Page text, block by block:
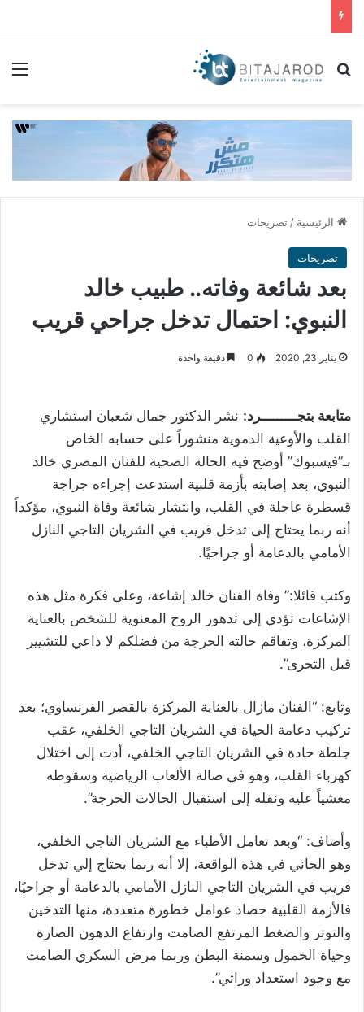
بحث عن
الرئيسية / تصريحات
تصريحات
بعد شائعة وفاته.. طبيب خالد
النبوي: احتمال تدخل جراحي قريب
يناير 23, 2020 0 دقيقة واحدة
متابعة بتجـــــــــرد: نشر الدكتور جمال شعبان استشاري
القلب والأوعية الدموية منشوراً على حسابه الخاص
بـ”فيسبوك” أوضح فيه الحالة الصحية للفنان المصري خالد
النبوي، بعد إصابته بأزمة قلبية استدعت إجراءه جراجة
قسطرة عاجلة في القلب، وانتشار شائعة وفاة النبوي، مؤكداً
أنه ربما يحتاج إلى تدخل قريب في الشريان التاجي النازل
الأمامي بالدعامة أو جراحيًا.
وكتب قائلا:” وفاة الفنان خالد إشاعة، وعلى فكرة مثل هذه
الإشاعات تؤدي إلى تدهور الروح المعنوية للشخص بالعناية
المركزة، وتفاقم حالته الحرجة من فضلكم لا داعي للتشيير
قبل التحرى”.
وتابع: “الفنان مازال بالعناية المركزة بالقصر الفرنساوي؛ بعد
تركيب دعامة الحياة في الشريان التاجي الخلفي، عقب
جلطة حادة في الشريان التاجي الخلفي، أدت إلى اختلال
كهرباء القلب، وهو في صالة الألعاب الرياضية وسقوطه
مغشياً عليه ونقله إلى استقبال الحالات الحرجة”.
وأضاف: “وبعد تعامل الأطباء مع الشريان التاجي الخلفي،
وهو الجاني في هذه الواقعة، إلا أنه ربما يحتاج إلي تدخل
قريب في الشريان التاجي النازل الأمامي بالدعامة أو جراحيًا،
فالأزمة القلبية حصاد عوامل خطورة متعددة، منها التدخين
والتوتر والضغط المرتفع الصامت وارتفاع الدهون الضارة
وحياة الخمول وسمنة البطن وربما مرض السكري الصامت
مع وجود استعداد وراثي”.